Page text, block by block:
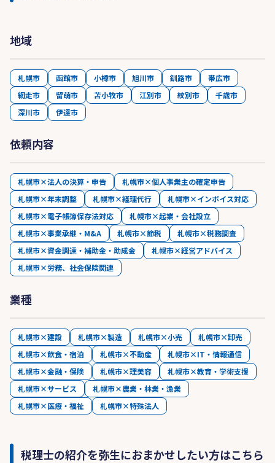
地域
札幌市 函館市 小樽市 旭川市 釧路市
帯広市
網走市
留萌市 苫小牧市 江別市 紋別市
千歳市
深川市
伊達市
依頼内容
札幌市×法人の決算・申告
札幌市×個人事業主の確定申告
札幌市×年末調整
札幌市×経理代行
札幌市×インボイス対応
札幌市×電子帳簿保存法対応
札幌市×起業・会社設立
札幌市×事業承継・M&A
札幌市×節税
札幌市×税務調査
札幌市×資金調達・補助金・助成金
札幌市×経営アドバイス
札幌市×労務、社会保険関連
業種
札幌市×建設 札幌市×製造 札幌市×小売
札幌市×卸売
札幌市×飲食・宿泊
札幌市×不動産
札幌市×IT・情報通信
札幌市×金融・保険
札幌市×理美容
札幌市×教育・学術支援
札幌市×サービス
札幌市×農業・林業・漁業
札幌市×医療・福祉
札幌市×特殊法人
税理士の紹介を弥生におまかせしたい方はこちら